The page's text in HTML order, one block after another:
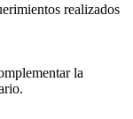
realizados
la